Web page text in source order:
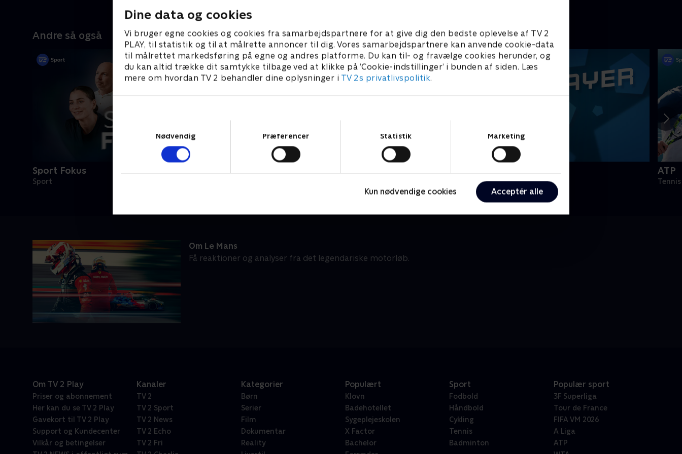
Dine data og cookies
Vi bruger egne cookies og cookies fra samarbejdspartnere for at give dig den bedste oplevelse af TV 2
PLAY, til statistik og til at målrette annoncer til dig. Vores samarbejdspartnere kan anvende cookie-data
til målrettet markedsføring på egne og andres platforme. Du kan til- og fravælge cookies herunder, og
du kan altid trække dit samtykke tilbage ved at klikke på ’Cookie-indstillinger’ i bunden af siden. Læs
mere om hvordan TV 2 behandler dine oplysninger i TV 2s privatlivspolitik.
Nødvendig
Præferencer Statistik Marketing
Kun nødvendige cookies Acceptér alle
Andre så også
Sport Fokus
Sport
ATP
Tennis
Om Le Mans
Få reaktioner og analyser fra det legendariske motorløb.
Om TV 2 Play
Priser og abonnement
Her kan du se TV 2 Play
Gavekort til TV 2 Play
Support og Kundecenter
Vilkår og betingelser
Kanaler
TV 2
TV 2 Sport
TV 2 News
TV 2 Echo
TV 2 Fri
Kategorier
Børn
Serier
Film
Dokumentar
Reality
Populært
Klovn
Badehotellet
Sygeplejeskolen
X Factor
Bachelor
Sport
Fodbold
Håndbold
Cykling
Tennis
Badminton
Populær sport
3F Superliga
Tour de France
FIFA VM 2026
A Liga
ATP